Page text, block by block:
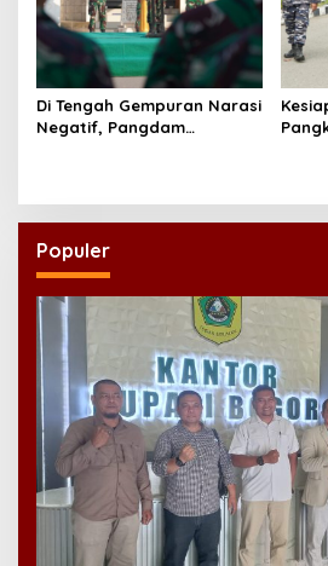
Di Tengah Gempuran Narasi
Negatif, Pangdam
Populer